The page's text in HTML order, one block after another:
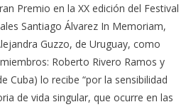
Premio en la XX edición del Festival
Santiago Álvarez In Memoriam,
Guzzo, de Uruguay, como
Roberto Rivero Ramos y
Cuba) lo recibe “por la sensibilidad
de vida singular, que ocurre en las